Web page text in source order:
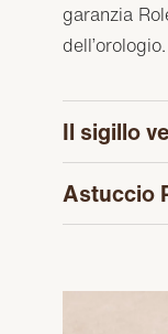
garanzia
dell’orologio.
Il sigillo
Astuccio